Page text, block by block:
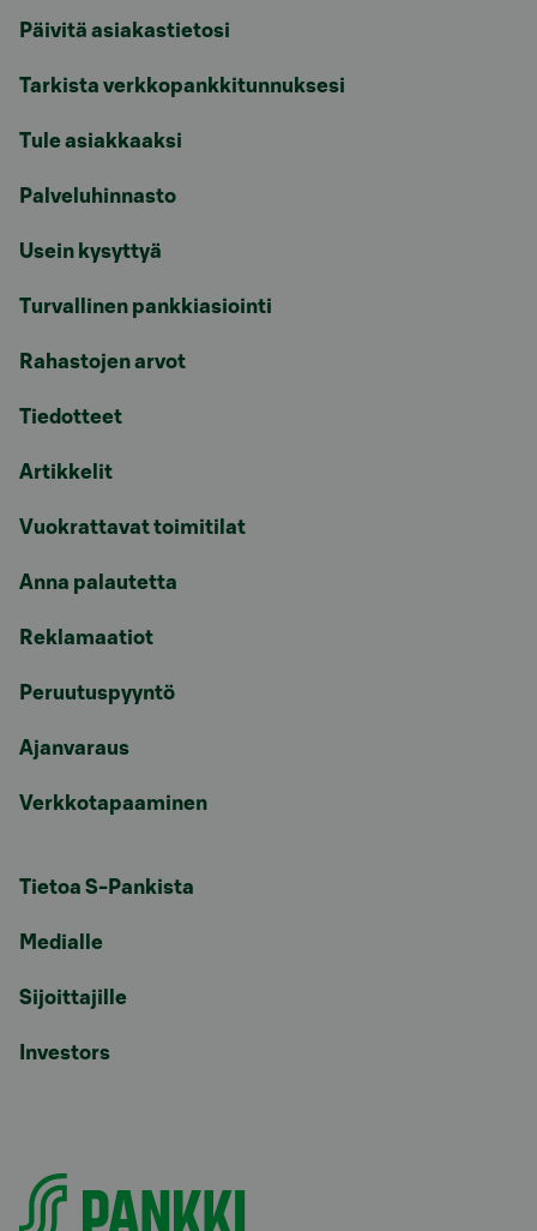
Päivitä asiakastietosi
Tarkista verkkopankkitunnuksesi
Tule asiakkaaksi
Palveluhinnasto
Usein kysyttyä
Turvallinen pankkiasiointi
Rahastojen arvot
Tiedotteet
Artikkelit
Vuokrattavat toimitilat
Anna palautetta
Reklamaatiot
Peruutuspyyntö
Ajanvaraus
Verkkotapaaminen
Tietoa S-Pankista
Medialle
Sijoittajille
Investors